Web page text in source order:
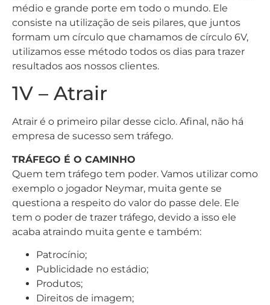
médio e grande porte em todo o mundo. Ele
consiste na utilização de seis pilares, que juntos
formam um círculo que chamamos de círculo 6V,
utilizamos esse método todos os dias para trazer
resultados aos nossos clientes.
1V – Atrair
Atrair é o primeiro pilar desse ciclo. Afinal, não há
empresa de sucesso sem tráfego.
TRÁFEGO É O CAMINHO
Quem tem tráfego tem poder. Vamos utilizar como
exemplo o jogador Neymar, muita gente se
questiona a respeito do valor do passe dele. Ele
tem o poder de trazer tráfego, devido a isso ele
acaba atraindo muita gente e também:
Patrocínio;
Publicidade no estádio;
Produtos;
Direitos de imagem;